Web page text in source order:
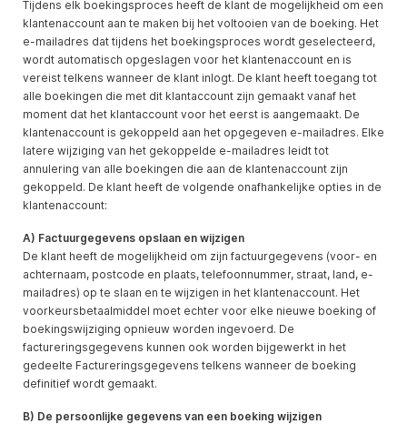
Tijdens elk boekingsproces heeft de klant de mogelijkheid om een
klantenaccount aan te maken bij het voltooien van de boeking. Het
e-mailadres dat tijdens het boekingsproces wordt geselecteerd,
wordt automatisch opgeslagen voor het klantenaccount en is
vereist telkens wanneer de klant inlogt. De klant heeft toegang tot
alle boekingen die met dit klantaccount zijn gemaakt vanaf het
moment dat het klantaccount voor het eerst is aangemaakt. De
klantenaccount is gekoppeld aan het opgegeven e-mailadres. Elke
latere wijziging van het gekoppelde e-mailadres leidt tot
annulering van alle boekingen die aan de klantenaccount zijn
gekoppeld. De klant heeft de volgende onafhankelijke opties in de
klantenaccount:
A) Factuurgegevens opslaan en wijzigen
De klant heeft de mogelijkheid om zijn factuurgegevens (voor- en
achternaam, postcode en plaats, telefoonnummer, straat, land, e-
mailadres) op te slaan en te wijzigen in het klantenaccount. Het
voorkeursbetaalmiddel moet echter voor elke nieuwe boeking of
boekingswijziging opnieuw worden ingevoerd. De
factureringsgegevens kunnen ook worden bijgewerkt in het
gedeelte Factureringsgegevens telkens wanneer de boeking
definitief wordt gemaakt.
B) De persoonlijke gegevens van een boeking wijzigen